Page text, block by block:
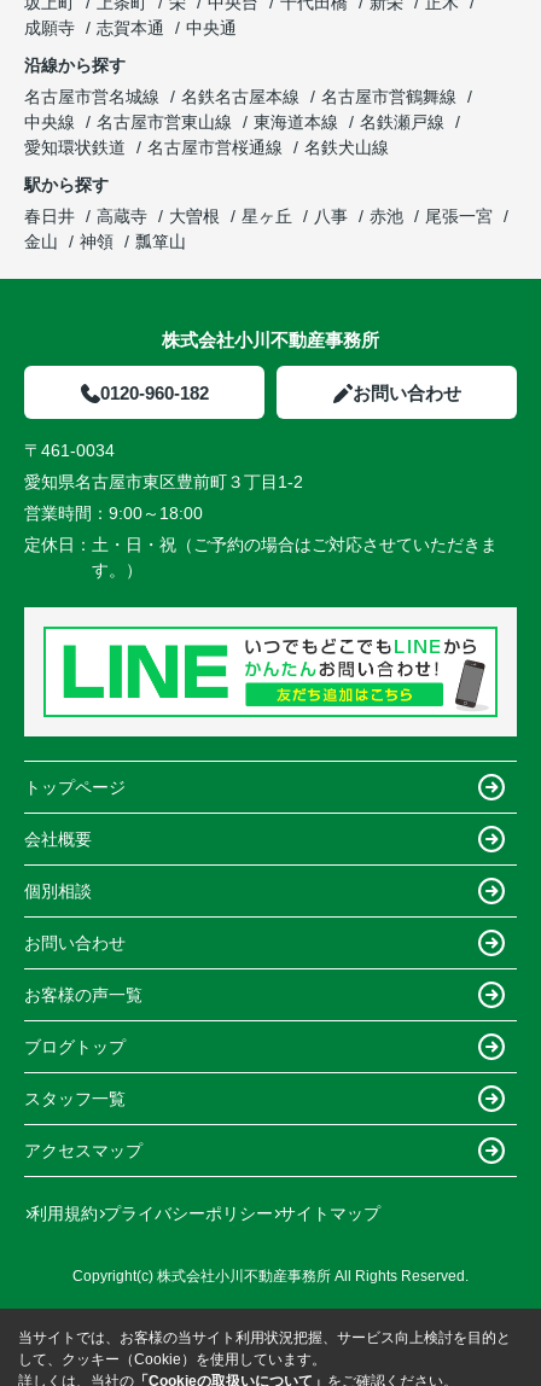
成願寺
志賀本通
中央通
沿線から探す
名古屋市営名城線
名鉄名古屋本線
名古屋市営鶴舞線
中央線
名古屋市営東山線 東海道本線
名鉄瀬戸線
愛知環状鉄道
名古屋市営桜通線
名鉄犬山線
駅から探す
春日井
高蔵寺 大曽根 星ヶ丘 八事 赤池
尾張一宮
金山
神領 瓢箪山
株式会社小川不動産事務所
0120-960-182 お問い合わせ
〒461-0034
愛知県名古屋市東区豊前町３丁目1-2
営業時間： 9:00～18:00
定休日： 土・日・祝（ご予約の場合はご対応させていただきま
す。）
トップページ
会社概要
個別相談
お問い合わせ
お客様の声一覧
ブログトップ
スタッフ一覧
アクセスマップ
利用規約 プライバシーポリシー サイトマップ
Copyright(c) 株式会社小川不動産事務所 All Rights Reserved.
当サイトでは、お客様の当サイト利用状況把握、サービス向上検討を目的と
して、クッキー（Cookie）を使用しています。
詳しくは、当社の 「Cookieの取扱いについて」 をご確認ください。